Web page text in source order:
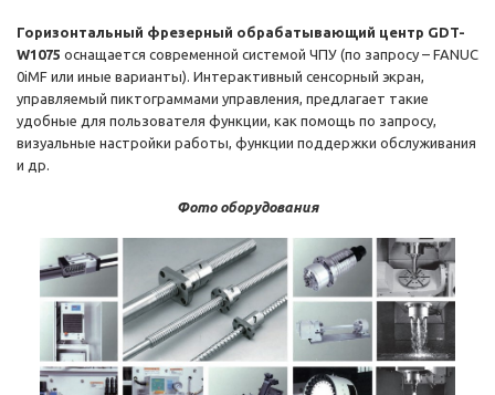
Горизонтальный фрезерный обрабатывающий центр GDT-
W1075 оснащается современной системой ЧПУ (по запросу – FANUC
0iMF или иные варианты). Интерактивный сенсорный экран,
управляемый пиктограммами управления, предлагает такие
удобные для пользователя функции, как помощь по запросу,
визуальные настройки работы, функции поддержки обслуживания
и др.
Фото оборудования